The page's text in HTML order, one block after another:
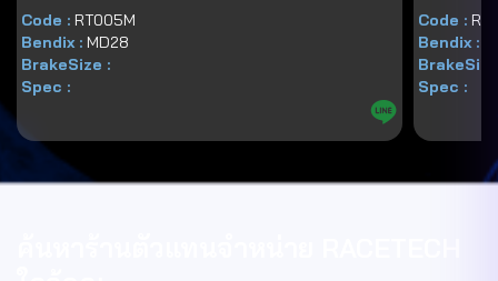
Code : RT005M
Bendix : MD28
BrakeSize :
Spec :
Code :
Bendix :
Spec :